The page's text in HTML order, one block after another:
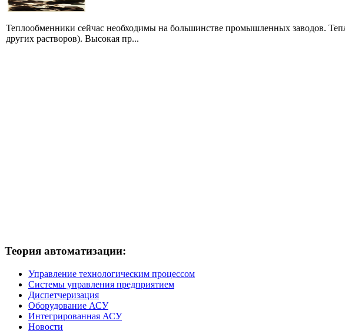
Теплообменники сейчас необходимы на большинстве промышленных заводов.
других растворов). Высокая пр...
Теория автоматизации:
Управление технологическим процессом
Системы управления предприятием
Диспетчеризация
Оборудование АСУ
Интегрированная АСУ
Новости